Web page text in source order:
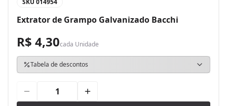
SKU 014954
Extrator de Grampo Galvanizado Bacchi
R$ 4,30cada Unidade
Tabela de descontos